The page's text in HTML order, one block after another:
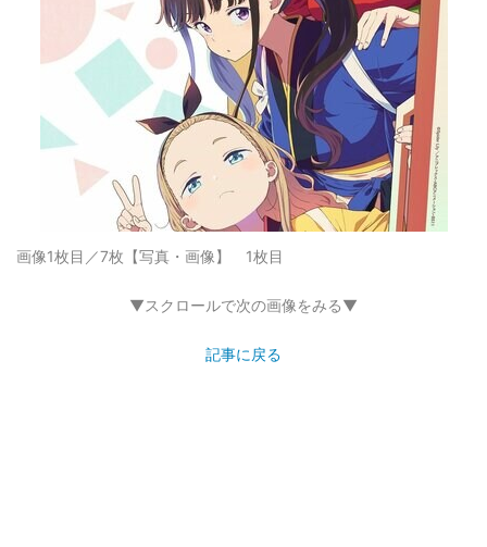
画像1枚目／7枚 【写真・画像】 1枚目
▼スクロールで次の画像をみる▼
記事に戻る